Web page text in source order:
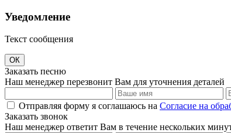
Уведомление
Текст сообщения
ОК
Заказать песню
Наш менеджер перезвонит Вам для уточнения деталей
Отправляя форму я соглашаюсь на Согласие на
Заказать звонок
Наш менеджер ответит Вам в течение нескольких